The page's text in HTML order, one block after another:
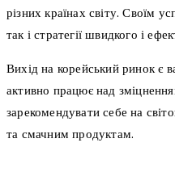
різних країнах світу. Своїм
так і стратегії швидкого і
Вихід на корейський ринок є
активно працює над
зарекомендувати себе на
та смачним продуктам.